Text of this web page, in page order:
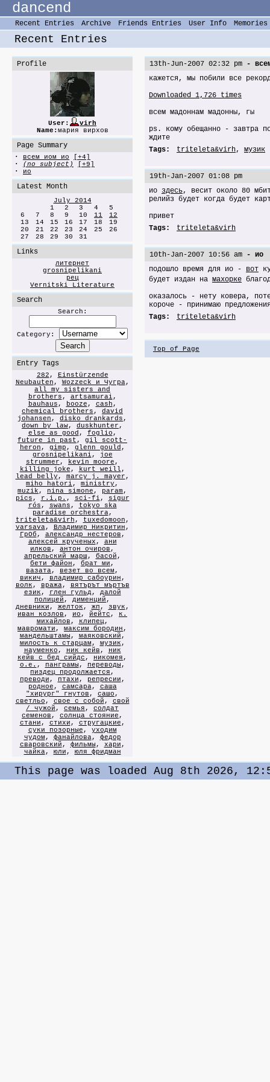
dancend
Recent Entries Archive Friends Entries User Info Memories
Recent Entries
Profile
User:
virh
Name: мария вирхов
Page Summary
· всем иом ио
[+4]
· (no subject)
[+9]
· ио
Latest Month
July 2014
1
2 3 4
5
6
7 8 9 10 11
12
13
14 15 16 17 18
19
20
21 22 23 24 25
26
27
28 29 30 31
Links
литернет
grosnipelikani
рец
Vernitski Literature
Search
Search:
Category:
Entry Tags
282 , Einstürzende
Neubauten , Wozzeck и Чугра,
all my sisters and
brothers , artsamurai ,
bauhaus , booze , cash ,
chemical brothers , david
johansen , disko drankards ,
down by law, duskhunter ,
else as good , foglio ,
future in past , gil scott-
heron , gimp , glenn gould ,
grosnipelikani ,
joe
strummer , kevin moore ,
killing joke , kurt weill ,
lead belly , marcy j. mayer ,
miho hatori , ministry ,
muzik , nina simone , param ,
pics , r.i.p. , sci-fi ,
sigur
rós , swans ,
tokyo ska
paradise orchestra,
triteleta&virh , tuxedomoon ,
varsava, Владимир Никритин ,
ГрОб , александр нестеров ,
алексей крученых , ани
илков , антон очиров ,
апрельский марш , басой ,
бети файон , брат ми ,
вазата, везет во всем ,
викич , владимир сабоурин ,
волк , вража,
вятърът мъртъв
език , глен гульд, далой
полицей , дименций ,
дневники , желток , жп , звук ,
иван козлов , ио , йейтс , к.
михайлов , клипец,
мавромати , максим бородин ,
мандельштамы , маяковский ,
милость к старцам , музик ,
науменко , ник кейв ,
ник
кейв с бед сийдс , никомея ,
о.е. , панграмы , переводы ,
пиздец продолжается ,
преводи , птахи , репресии ,
родное , самсара, саша
"хирург" гнутов , сашо ,
светльо , свое с собой , свой
/ чужой , семья , солдат
семенов , солнца стояние ,
стани , стихи , стругацкие ,
суки позорные , уходим
чудом , фанайлова, федор
сваровский , фильмы , хари ,
чайка, юли , юля фридман
13th-Jun-2007 02:32 pm -
кажется, мы побили все
Downloaded 1,726 times
всем мадоннам мадонны, гы
ps. кому обещанно - завтра
ждите
Tags:
triteleta&virh, музик
19th-Jan-2007 01:08 pm
ио здесь, весит около 80
релийз будет когда будет
привет
Tags:
triteleta&virh
10th-Jan-2007 10:56 am - ио
подошло время для ио - вот
будет издан на махорке
оказалось - нету ковера,
короче - принимаю
Tags:
triteleta&virh
Top of Page
This page was loaded Aug 8th 2026,